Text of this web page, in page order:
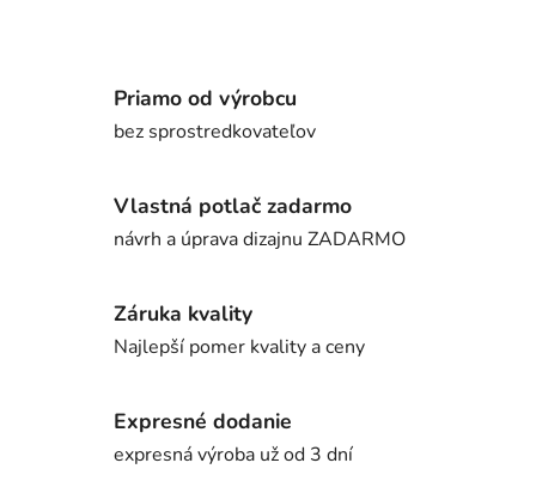
Priamo od výrobcu
bez sprostredkovateľov
Vlastná potlač zadarmo
návrh a úprava dizajnu ZADARMO
Záruka kvality
Najlepší pomer kvality a ceny
Expresné dodanie
expresná výroba už od 3 dní